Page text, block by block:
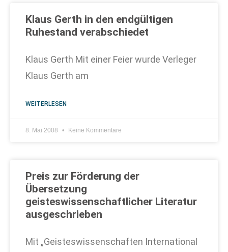
Klaus Gerth in den endgültigen
Ruhestand verabschiedet
Klaus Gerth Mit einer Feier wurde Verleger
Klaus Gerth am
WEITERLESEN
8. Mai 2008 Keine Kommentare
Preis zur Förderung der
Übersetzung
geisteswissenschaftlicher Literatur
ausgeschrieben
Mit „Geisteswissenschaften International